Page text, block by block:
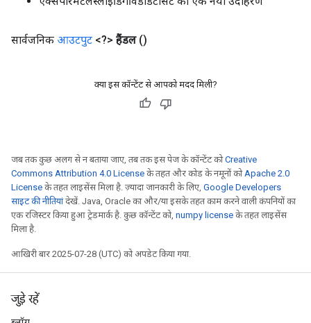
सार्वजनिक आउटपुट <?> हैंडल ()
क्या इस कॉन्टेंट से आपको मदद मिली?
जब तक कुछ अलग से न बताया जाए, तब तक इस पेज के कॉन्टेंट कोCreative
Commons Attribution 4.0 License के तहत और कोड के नमूनों कोApache 2.0
License के तहत लाइसेंस मिला है. ज़्यादा जानकारी के लिए, Google Developers
साइट की नीतियांदेखें. Java, Oracle का और/या इसके तहत काम करने वाली कंपनियों का
एक रजिस्टर किया हुआ ट्रेडमार्क है. कुछ कॉन्टेंट को, numpy license के तहत लाइसेंस
मिला है.
आखिरी बार 2025-07-28 (UTC) को अपडेट किया गया.
जुड़े रहें